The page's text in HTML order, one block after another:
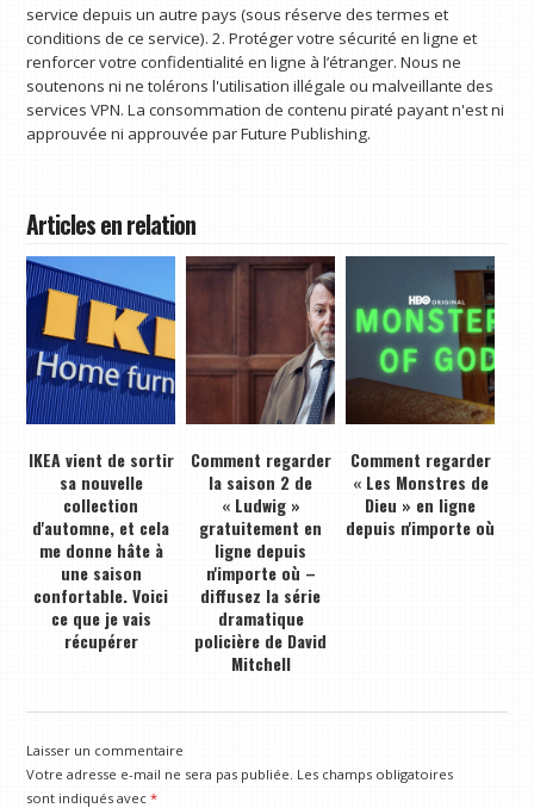
service depuis un autre pays (sous réserve des termes et
conditions de ce service). 2. Protéger votre sécurité en ligne et
renforcer votre confidentialité en ligne à l’étranger. Nous ne
soutenons ni ne tolérons l'utilisation illégale ou malveillante des
services VPN. La consommation de contenu piraté payant n'est ni
approuvée ni approuvée par Future Publishing.
Articles en relation
IKEA vient de sortir
sa nouvelle
collection
d'automne, et cela
me donne hâte à
une saison
confortable. Voici
ce que je vais
récupérer
Comment regarder
la saison 2 de
« Ludwig »
gratuitement en
ligne depuis
n'importe où –
diffusez la série
dramatique
policière de David
Mitchell
Comment regarder
« Les Monstres de
Dieu » en ligne
depuis n'importe où
Laisser un commentaire
Votre adresse e-mail ne sera pas publiée. Les champs obligatoires
sont indiqués avec*